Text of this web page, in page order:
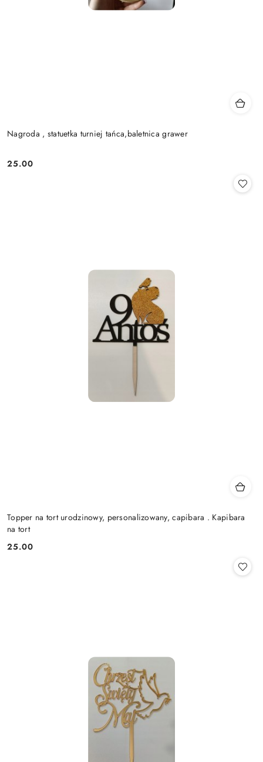
Nagroda , statuetka turniej tańca,baletnica grawer
Cena:
25.00
Topper na tort urodzinowy, personalizowany, capibara . Kapibara
na tort
Cena:
25.00